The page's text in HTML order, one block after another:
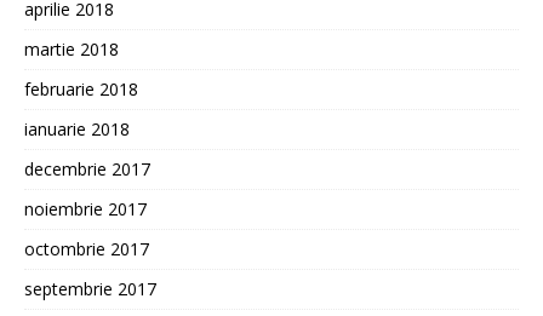
aprilie 2018
martie 2018
februarie 2018
ianuarie 2018
decembrie 2017
noiembrie 2017
octombrie 2017
septembrie 2017